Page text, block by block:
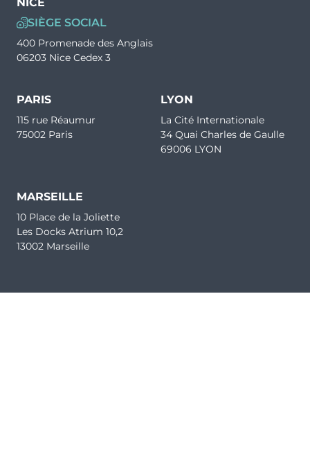
SIÈGE SOCIAL
400 Promenade des Anglais
06203 Nice Cedex 3
PARIS
115 rue Réaumur
75002 Paris
LYON
La Cité Internationale
34 Quai Charles de Gaulle
69006 LYON
MARSEILLE
10 Place de la Joliette
Les Docks Atrium 10,2
13002 Marseille